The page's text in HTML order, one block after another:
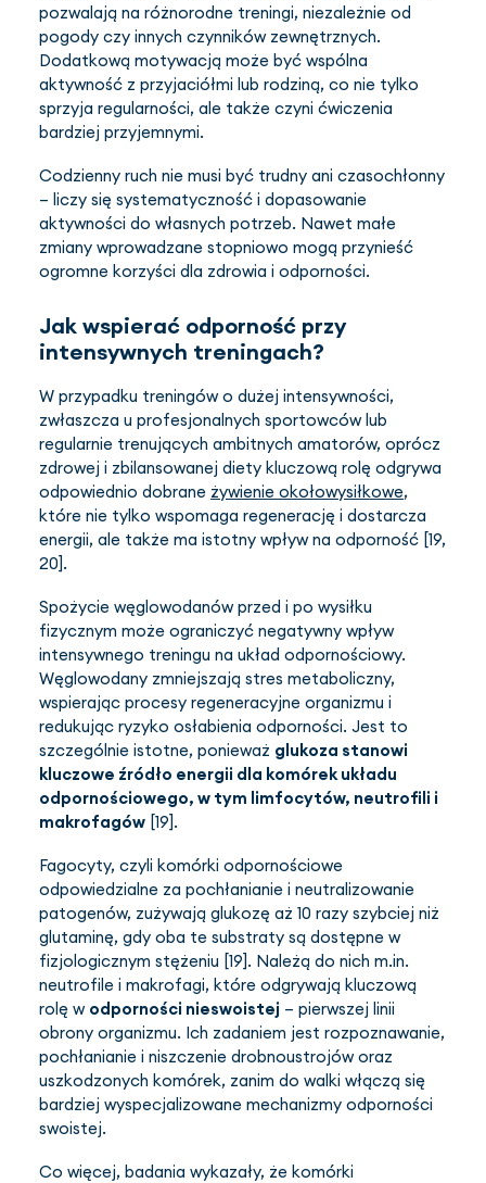
pozwalają na różnorodne treningi, niezależnie od
pogody czy innych czynników zewnętrznych.
Dodatkową motywacją może być wspólna
aktywność z przyjaciółmi lub rodziną, co nie tylko
sprzyja regularności, ale także czyni ćwiczenia
bardziej przyjemnymi.
Codzienny ruch nie musi być trudny ani czasochłonny
– liczy się systematyczność i dopasowanie
aktywności do własnych potrzeb. Nawet małe
zmiany wprowadzane stopniowo mogą przynieść
ogromne korzyści dla zdrowia i odporności.
Jak wspierać odporność przy
intensywnych treningach?
W przypadku treningów o dużej intensywności,
zwłaszcza u profesjonalnych sportowców lub
regularnie trenujących ambitnych amatorów, oprócz
zdrowej i zbilansowanej diety kluczową rolę odgrywa
odpowiednio dobrane żywienie okołowysiłkowe,
które nie tylko wspomaga regenerację i dostarcza
energii, ale także ma istotny wpływ na odporność [19,
20].
Spożycie węglowodanów przed i po wysiłku
fizycznym może ograniczyć negatywny wpływ
intensywnego treningu na układ odpornościowy.
Węglowodany zmniejszają stres metaboliczny,
wspierając procesy regeneracyjne organizmu i
redukując ryzyko osłabienia odporności. Jest to
szczególnie istotne, ponieważ glukoza stanowi
kluczowe źródło energii dla komórek układu
odpornościowego, w tym limfocytów, neutrofili i
makrofagów [19].
Fagocyty, czyli komórki odpornościowe
odpowiedzialne za pochłanianie i neutralizowanie
patogenów, zużywają glukozę aż 10 razy szybciej niż
glutaminę, gdy oba te substraty są dostępne w
fizjologicznym stężeniu [19]. Należą do nich m.in.
neutrofile i makrofagi, które odgrywają kluczową
rolę w odporności nieswoistej – pierwszej linii
obrony organizmu. Ich zadaniem jest rozpoznawanie,
pochłanianie i niszczenie drobnoustrojów oraz
uszkodzonych komórek, zanim do walki włączą się
bardziej wyspecjalizowane mechanizmy odporności
swoistej.
Co więcej, badania wykazały, że komórki